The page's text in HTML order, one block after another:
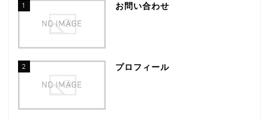
1 お問い合わせ
2 プロフィール